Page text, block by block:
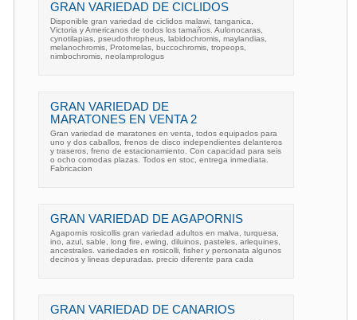
GRAN VARIEDAD DE CICLIDOS
Disponible gran variedad de ciclidos malawi, tanganica,
Victoria y Americanos de todos los tamaños. Aulonocaras,
cynotilapias, pseudothropheus, labidochromis, maylandias,
melanochromis, Protomelas, buccochromis, tropeops,
nimbochromis, neolamprologus
GRAN VARIEDAD DE
MARATONES EN VENTA 2
Gran variedad de maratones en venta, todos equipados para
uno y dos caballos, frenos de disco independientes delanteros
y traseros, freno de estacionamiento. Con capacidad para seis
o ocho comodas plazas. Todos en stoc, entrega inmediata.
Fabricacion
GRAN VARIEDAD DE AGAPORNIS
Agapornis rosicollis gran variedad adultos en malva, turquesa,
ino, azul, sable, long fire, ewing, diluinos, pasteles, arlequines,
ancestrales. variedades en rosicolli, fisher y personata algunos
decinos y lineas depuradas. precio diferente para cada
GRAN VARIEDAD DE CANARIOS